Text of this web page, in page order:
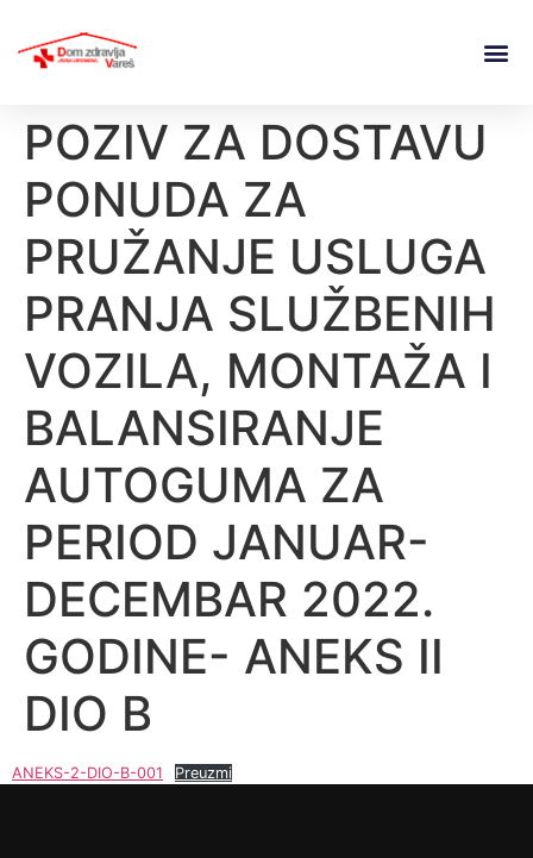
POZIV ZA DOSTAVU
PONUDA ZA
PRUŽANJE USLUGA
PRANJA SLUŽBENIH
VOZILA, MONTAŽA I
BALANSIRANJE
AUTOGUMA ZA
PERIOD JANUAR-
DECEMBAR 2022.
GODINE- ANEKS II
DIO B
ANEKS-2-DIO-B-001 Preuzmi